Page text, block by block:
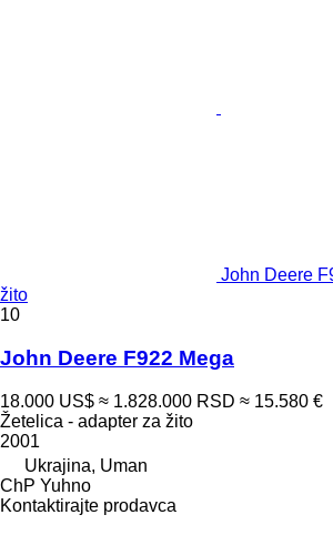
John Deere
žito
10
John Deere F922 Mega
18.000 US$ ≈ 1.828.000 RSD ≈ 15.580 €
Žetelica - adapter za žito
2001
Ukrajina, Uman
ChP Yuhno
Kontaktirajte prodavca